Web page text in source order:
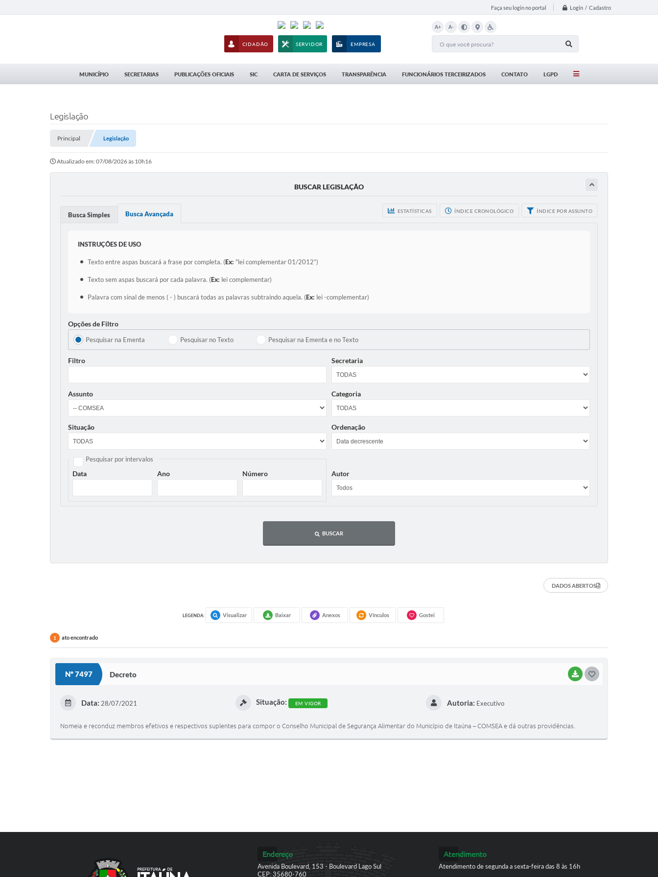
Faça seu login no portal Login / Cadastro
CIDADÃO SERVIDOR EMPRESA
A+ A-
MUNICÍPIO SECRETARIAS PUBLICAÇÕES OFICIAIS SIC CARTA DE SERVIÇOS TRANSPARÊNCIA FUNCIONÁRIOS TERCEIRIZADOS CONTATO LGPD
Legislação
Principal Legislação
Atualizado em: 07/08/2026 às 10h16
BUSCAR LEGISLAÇÃO
ESTATÍSTICAS ÍNDICE CRONOLÓGICO ÍNDICE POR ASSUNTO
Busca Simples Busca Avançada
INSTRUÇÕES DE USO
Texto entre aspas buscará a frase por completa. (Ex: "lei complementar 01/2012”)
Texto sem aspas buscará por cada palavra. (Ex: lei complementar)
Palavra com sinal de menos ( - ) buscará todas as palavras subtraindo aquela. (Ex: lei -complementar)
Opções de Filtro
Pesquisar na Ementa Pesquisar no Texto Pesquisar na Ementa e no Texto
Filtro Secretaria
Assunto Categoria
Situação Ordenação
Pesquisar por intervalos
Data Ano Número Autor
BUSCAR
DADOS ABERTOS
LEGENDA: Visualizar Baixar Anexos Vínculos Gostei
1 ato encontrado
Nº 7497 Decreto BAIXAR
Data: 28/07/2021 Situação: EM VIGOR Autoria: Executivo
Nomeia e reconduz membros efetivos e respectivos suplentes para compor o Conselho Municipal de Segurança Alimentar do Município de Itaúna – COMSEA e dá outras providências.
Endereço
Avenida Boulevard, 153 - Boulevard Lago Sul
CEP: 35680-760
Atendimento
Atendimento de segunda a sexta-feira das 8 às 16h